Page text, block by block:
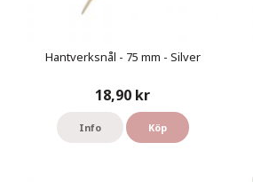
Hantverksnål - 75 mm - Silver
18,90 kr
Info Köp